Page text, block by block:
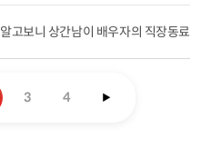
알고보니 상간남이 배우자의 직장동료였
3 4 ▶